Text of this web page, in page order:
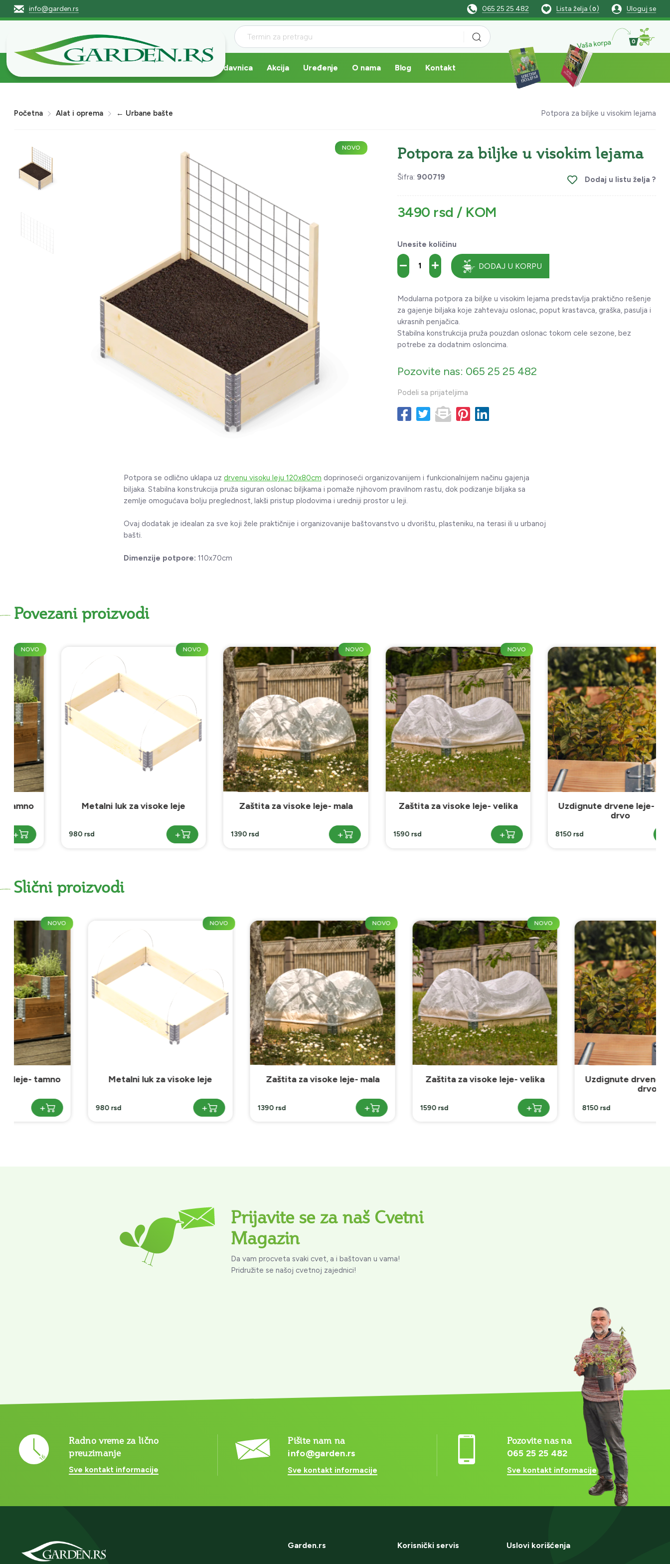
info@garden.rs 065 25 25 482 Lista želja (0 ) Uloguj se
Vaša korpa 0
Prodavnica Akcija Uređenje O nama Blog Kontakt
Početna Alat i oprema ← Urbane bašte Potpora za biljke u visokim lejama
NOVO Potpora za biljke u visokim lejama
Šifra: 900719 Dodaj u listu želja ?
3490 rsd / KOM
Unesite količinu
DODAJ U KORPU
Modularna potpora za biljke u visokim lejama predstavlja praktično rešenje
za gajenje biljaka koje zahtevaju oslonac, poput krastavca, graška, pasulja i
ukrasnih penjačica.
Stabilna konstrukcija pruža pouzdan oslonac tokom cele sezone, bez
potrebe za dodatnim osloncima.
Pozovite nas: 065 25 25 482
Podeli sa prijateljima
Potpora se odlično uklapa uz drvenu visoku leju 120x80cm doprinoseći organizovanijem i funkcionalnijem načinu gajenja
biljaka. Stabilna konstrukcija pruža siguran oslonac biljkama i pomaže njihovom pravilnom rastu, dok podizanje biljaka sa
zemlje omogućava bolju preglednost, lakši pristup plodovima i uredniji prostor u leji.
Ovaj dodatak je idealan za sve koji žele praktičnije i organizovanije baštovanstvo u dvorištu, plasteniku, na terasi ili u urbanoj
bašti.
Dimenzije potpore: 110x70cm
Povezani proizvodi
Metalni luk za visoke leje
980 rsd
NOVO
Zaštita za visoke leje- mala
1390 rsd
NOVO
Zaštita za visoke leje- velika
1590 rsd
NOVO
Uzdignute drvene leje- svetlo
8150 rsd
Slični proizvodi
Metalni luk za visoke leje
980 rsd
NOVO
Zaštita za visoke leje- mala
1390 rsd
NOVO
Zaštita za visoke leje- velika
1590 rsd
NOVO
Uzdignute drvene leje- svetlo
8150 rsd
Prijavite se za naš Cvetni
Magazin
Da vam procveta svaki cvet, a i baštovan u vama!
Pridružite se našoj cvetnoj zajednici!
Radno vreme za lično
preuzimanje
Sve kontakt informacije
Pišite nam na
info@garden.rs
Sve kontakt informacije
Pozovite nas na
065 25 25 482
Sve kontakt informacije
Garden.rs Korisnički servis Uslovi korišćenja